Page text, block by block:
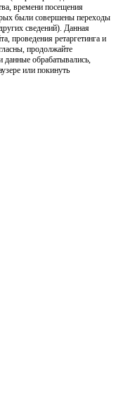
времени посещения
были совершены переходы
сведений). Данная
проведения ретаргетинга и
продолжайте
обрабатывались,
или покинуть